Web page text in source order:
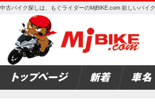
中古バイク探しは、もぐライダーのMjBIKE.com 欲しいバイ